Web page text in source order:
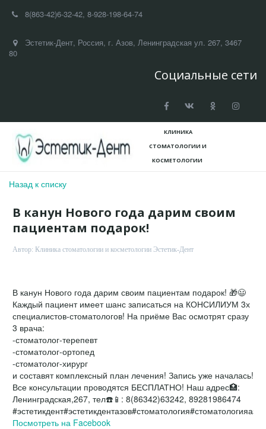
8(863-42)6-32-42, 8-928-198-64-74
Эстетик-Дент, Россия, г. Азов, Ленинградская ул. 267, 3467
80
Социальные сети
КЛИНИКА
СТОМАТОЛОГИИ И
КОСМЕТ­­ОЛОГИИ
Назад к списку
В канун Нового года дарим своим
пациентам подарок!
Автор: Клиника стоматологии и косметологии Эстетик-Дент
В канун Нового года дарим своим пациентам подарок! 🎁😃
Каждый пациент имеет шанс записаться на КОНСИЛИУМ 3х
специалистов-стоматологов! На приёме Вас осмотрят сразу
3 врача:
-стоматолог-терепевт
-стоматолог-ортопед
-стоматолог-хирург
и составят комплексный план лечения! Запись уже началась!
Все консультации проводятся БЕСПЛАТНО! Наш адрес🏥:
Ленинградская,267, тел☎️📱: 8(86342)63242, 89281986474
Посмотреть на Facebook